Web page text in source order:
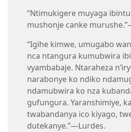
“Ntimukigere muyaga
mushonje canke murushe.”
“Igihe kimwe, umugabo
nca ntangura kumubwira
vyambabaje. Ntaraheza
narabonye ko ndiko
ndamubwira ko nza
gufungura. Yaranshimiye,
twabandanya ico kiyago,
dutekanye.”—Lurdes.